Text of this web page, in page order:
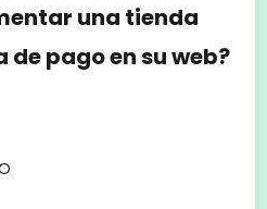
una tienda
pago en su web?